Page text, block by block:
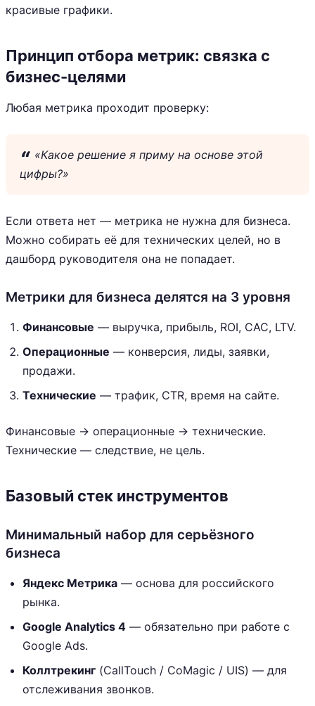
красивые графики.
Принцип отбора метрик: связка с
бизнес-целями
Любая метрика проходит проверку:
«Какое решение я приму на основе этой
цифры?»
Если ответа нет — метрика не нужна для бизнеса.
Можно собирать её для технических целей, но в
дашборд руководителя она не попадает.
Метрики для бизнеса делятся на 3 уровня
Финансовые — выручка, прибыль, ROI, CAC, LTV.
Операционные — конверсия, лиды, заявки,
продажи.
Технические — трафик, CTR, время на сайте.
Финансовые → операционные → технические.
Технические — следствие, не цель.
Базовый стек инструментов
Минимальный набор для серьёзного
бизнеса
Яндекс Метрика — основа для российского
рынка.
Google Analytics 4 — обязательно при работе с
Google Ads.
Коллтрекинг (CallTouch / CoMagic / UIS) — для
отслеживания звонков.